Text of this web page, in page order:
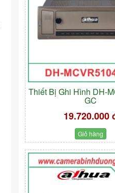
Thiết Bị Ghi Hình DH-
GC
19.720.000
Giỏ hàng